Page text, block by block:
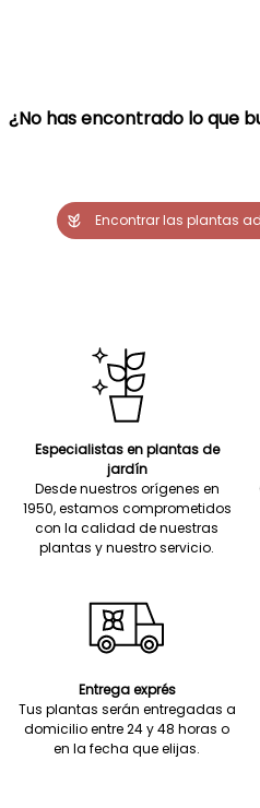
¿No has encontrado lo que
Encontrar las plantas
Especialistas en plantas de
jardín
Desde nuestros orígenes en
1950, estamos comprometidos
con la calidad de nuestras
plantas y nuestro servicio.
Entrega exprés
Tus plantas serán entregadas a
domicilio entre 24 y 48 horas o
en la fecha que elijas.